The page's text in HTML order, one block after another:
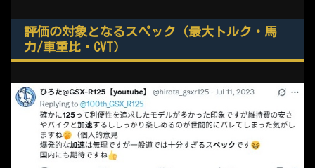
評価の対象となるスペック（最大トルク・馬
力/車重比・CVT）